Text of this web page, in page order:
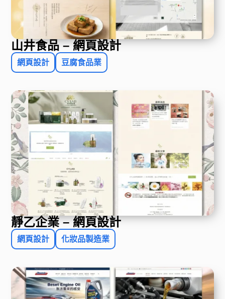
山井食品 – 網頁設計
網頁設計 豆腐食品業
靜乙企業 – 網頁設計
網頁設計 化妝品製造業